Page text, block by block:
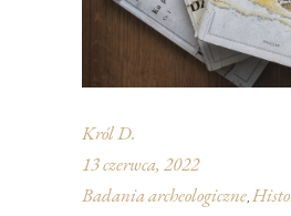
Król D.
13 czerwca, 2022
Badania archeologiczne,